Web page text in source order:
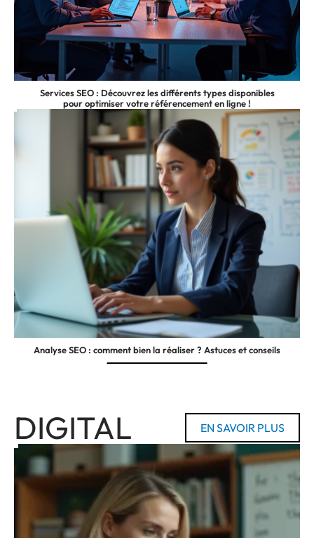
Services SEO : Découvrez les différents types disponibles
pour optimiser votre référencement en ligne !
Analyse SEO : comment bien la réaliser ? Astuces et conseils
DIGITAL EN SAVOIR PLUS